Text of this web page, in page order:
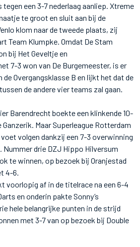
een 3-7 nederlaag aanliep. Xtreme
te groot en sluit aan bij de
klom naar de tweede plaats, zij
Team Klumpke. Omdat De Stam
bij Het Geveltje en
7-3 won van De Burgemeester, is er
Overgangsklasse B en lijkt het dat de
de andere vier teams zal gaan.
Barendrecht boekte een klinkende 10-
Maar Superleague Rotterdam
volgen dankzij een 7-3 overwinning
Nummer drie DZJ Hippo Hilversum
te winnen, op bezoek bij Oranjestad
4-6.
voorlopig af in de titelrace na een 6-4
en onderin pakte Sonny’s
hele belangrijke punten in de strijd
met 3-7 van op bezoek bij Double